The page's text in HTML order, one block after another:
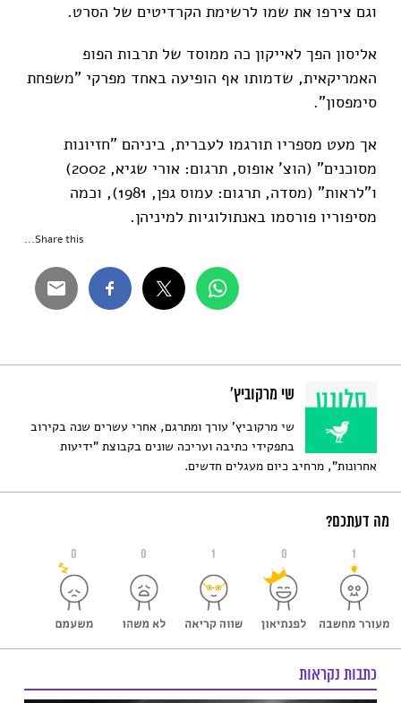
וגם צירפו את שמו לרשימת הקרדיטים של הסרט.
אליסון הפך לאייקון כה ממוסד של תרבות הפופ
האמריקאית, שדמותו אף הופיעה באחד מפרקי "משפחת
סימפסון".
אך מעט מספריו תורגמו לעברית, ביניהם "חזיונות
מסוכנים" (הוצ' אופוס, תרגום: אורי שגיא, 2002)
ו"לראות" (מסדה, תרגום: עמוס גפן, 1981), וכמה
מסיפוריו פורסמו באנתולוגיות למיניהן.
Share this...
שי מרקוביץ'
שי מרקוביץ' עורך ומתרגם, אחרי עשרים שנה בקירוב
בתפקידי כתיבה ועריכה שונים בקבוצת "ידיעות
אחרונות", מרחיב כיום מעגלים חדשים.
מה דעתכם?
0 0 1 0 1
כתבות נקראות